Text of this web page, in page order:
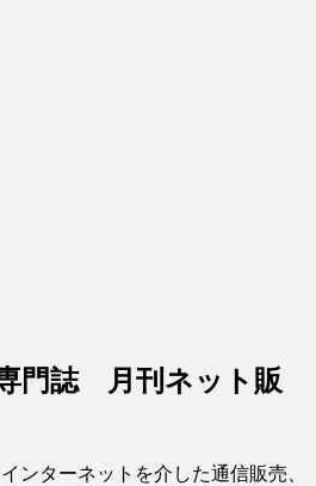
門誌 月刊ネット販
ンターネットを介した通信販売、